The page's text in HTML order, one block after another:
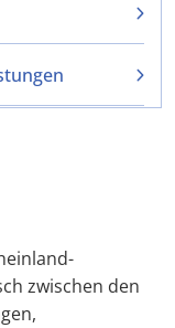
zwischen den